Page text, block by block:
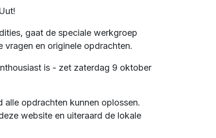
gaat de speciale werkgroep
en originele opdrachten.
is - zet zaterdag 9 oktober
alle opdrachten kunnen oplossen.
website en uiteraard de lokale